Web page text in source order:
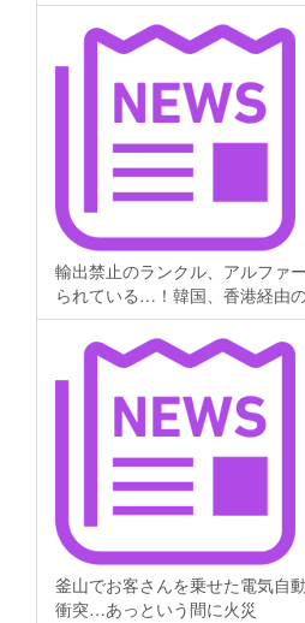
輸出禁止のランクル、アルファ
られている…！韓国、香港経由
釜山でお客さんを乗せた電気自
衝突…あっという間に火災